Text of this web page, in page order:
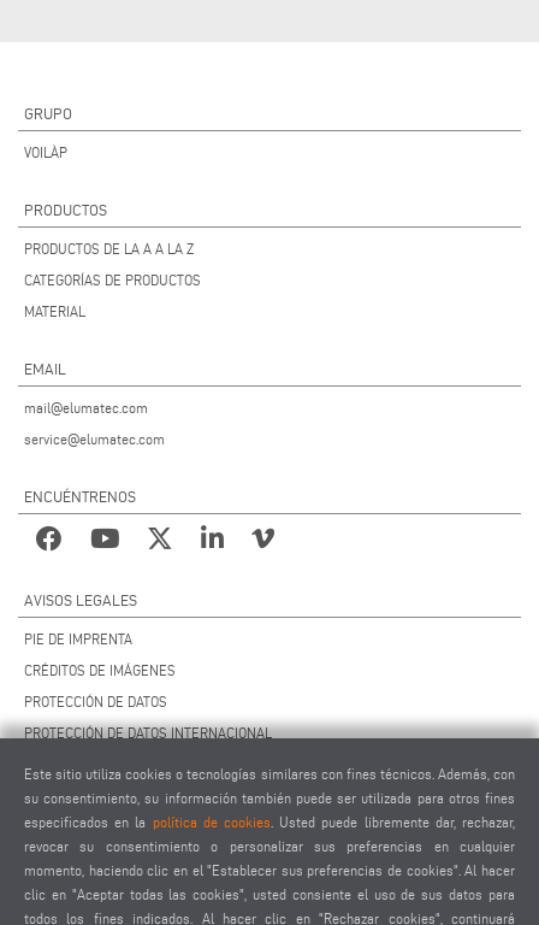
GRUPO
VOILÀP
PRODUCTOS
PRODUCTOS DE LA A A LA Z
CATEGORÍAS DE PRODUCTOS
MATERIAL
EMAIL
mail@elumatec.com
service@elumatec.com
ENCUÉNTRENOS
AVISOS LEGALES
PIE DE IMPRENTA
CRÉDITOS DE IMÁGENES
PROTECCIÓN DE DATOS
PROTECCIÓN DE DATOS INTERNACIONAL
CONTRATO DE MANTENIMIENTO REMOTO
AJUSTES DE COOKIES
CÓDIGO DE CONDUCTA PARA PROVEEDORES
Este sitio utiliza cookies o tecnologías similares con fines técnicos. Además, con
su consentimiento, su información también puede ser utilizada para otros fines
especificados en la
política de cookies . Usted puede libremente dar, rechazar,
revocar su consentimiento o personalizar sus preferencias en cualquier
momento, haciendo clic en el "Establecer sus preferencias de cookies". Al hacer
clic en "Aceptar todas las cookies", usted consiente el uso de sus datos para
todos los fines indicados. Al hacer clic en "Rechazar cookies", continuará